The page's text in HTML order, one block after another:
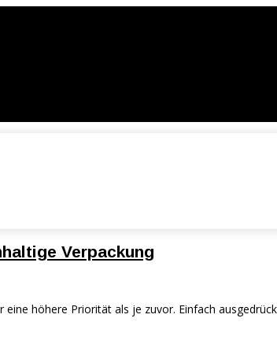
Verpackung
höhere Priorität als je zuvor. Einfach